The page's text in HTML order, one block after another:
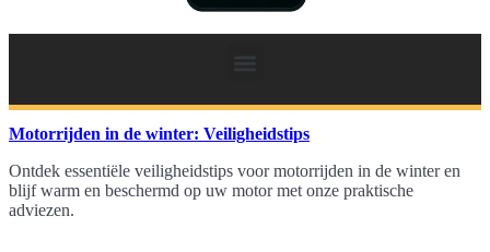
Motorrijden in de winter: Veiligheidstips
Ontdek essentiële veiligheidstips voor motorrijden in de winter en
blijf warm en beschermd op uw motor met onze praktische
adviezen.